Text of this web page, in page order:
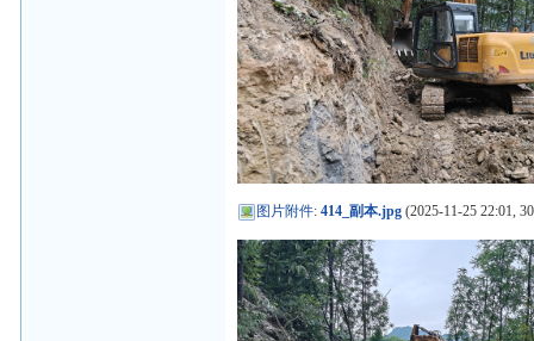
图片附件:414_副本.jpg (2025-11-25 22:01,